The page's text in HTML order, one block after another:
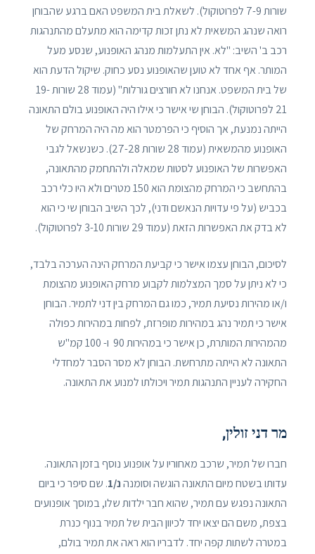
שורות 7-9 לפרוטוקול). לשאלת בית המשפט האם ברגע שהבוחן
רואה שנהג המשאית לא נתן זכות קדימה הוא מתעלם מהתנהגות
רכב ב' השיב: "לא. אין התעלמות מנהג האופנוע, שנסע מעל
המותר. אף אחד לא טוען שהאופנוע נסע כחוק. שיקול הדעת הוא
של בית המשפט. אנחנו לא חורצים גורלות" (עמוד 28 שורות 19-
21 לפרוטוקול). הבוחן שי אישר כי אילו היה האופנוע בולם התאונה
הייתה נמנעת, אך הוסיף כי הפרמטר הוא מה היה המרחק של
האופנוע מהמשאית (עמוד 28 שורות 27-28). כשנשאל לגבי
האפשרות של האופנוע לסטות שמאלה ולהתחמק מהתאונה,
בהתחשב כי המרחק מהצומת הוא 150 מטרים ולא היו כלי רכב
בכביש (על פי עדויות הנאשם ודני), לכך השיב הבוחן שי כי הוא
לא בדק את האפשרות הזאת (עמוד 29 שורות 3-10 לפרוטוקול).
לסיכום, הבוחן עצמו אישר כי קביעת המרחק הינה הערכה בלבד,
כי לא ניתן על סמך המצלמות לקבוע מרחק האופנוע מהצומת
ו/או מהירות נסיעת תמיר, כמו גם המרחק בין דני לתמיר. הבוחן
אישר כי תמיר נהג במהירות מופרזת, לפחות במהירות כפולה
מהמהירות המותרת, כן אישר כי במהירות 90 ו- 100 קמ"ש
התאונה לא הייתה מתרחשת. הבוחן לא מסר הסבר למחדלי
החקירה לעניין התנהגות תמיר ויכולתו למנוע את התאונה.
מר דני זולין,
חברו של תמיר, שרכב מאחוריו על אופנוע נוסף בזמן התאונה.
עדותו בשטח מיום התאונה הוגשה וסומנהנ/1 . שם סיפר כי ביום
התאונה נפגש עם תמיר, שהוא חבר ילדות שלו, במוסך אופנועים
בצפת, משם הם יצאו יחד לכיוון הבית של תמיר בנוף כנרת
במטרה לשתות קפה יחד. לדבריו הוא ראה את תמיר בולם,